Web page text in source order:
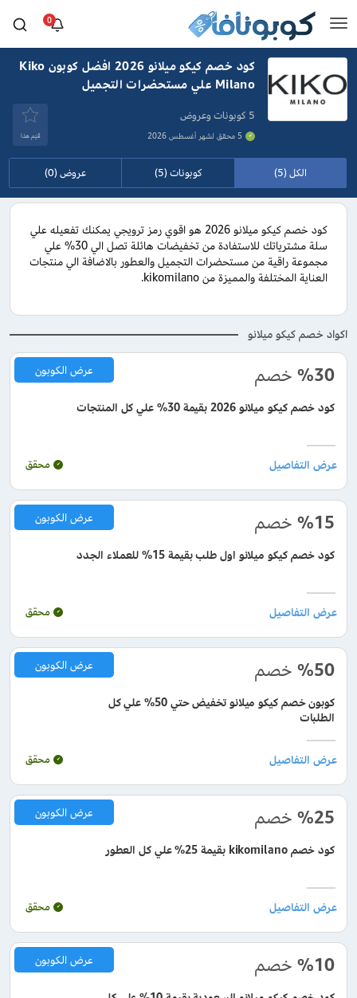
0
كود خصم كيكو ميلانو 2026 افضل كوبون Kiko
Milano علي مستحضرات التجميل
5 كوبونات وعروض
5 محقق لشهر أغسطس 2026 قيَم هذا
الكل (5) كوبونات (5) عروض (0)
كود خصم كيكو ميلانو 2026 هو اقوي رمز ترويجي يمكنك تفعيله علي
سلة مشترياتك للاستفادة من تخفيضات هائلة تصل الي 30% علي
مجموعة راقية من مستحضرات التجميل والعطور بالاضافة الي منتجات
العناية المختلفة والمميزة من kikomilano.
اكواد خصم كيكو ميلانو
%30 خصم
كود خصم كيكو ميلانو 2026 بقيمة 30% علي كل المنتجات
عرض الكوبون
محقق
%15 خصم
كود خصم كيكو ميلانو اول طلب بقيمة 15% للعملاء الجدد
عرض الكوبون
محقق
%50 خصم
كوبون خصم كيكو ميلانو تخفيض حتي 50% علي كل
الطلبات
عرض الكوبون
محقق
%25 خصم
كود خصم kikomilano بقيمة 25% علي كل العطور
عرض الكوبون
محقق
%10 خصم عرض الكوبون